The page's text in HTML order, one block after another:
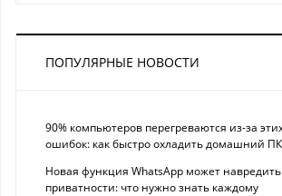
ПОПУЛЯРНЫЕ НОВОСТИ
90% компьютеров перегреваются из-за
ошибок: как быстро охладить домашний ПК
Новая функция WhatsApp может
приватности: что нужно знать каждому